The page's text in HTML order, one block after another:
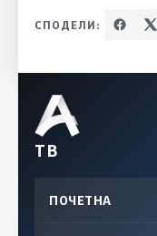
СПОДЕЛИ:
ТВ
ПОЧЕТНА